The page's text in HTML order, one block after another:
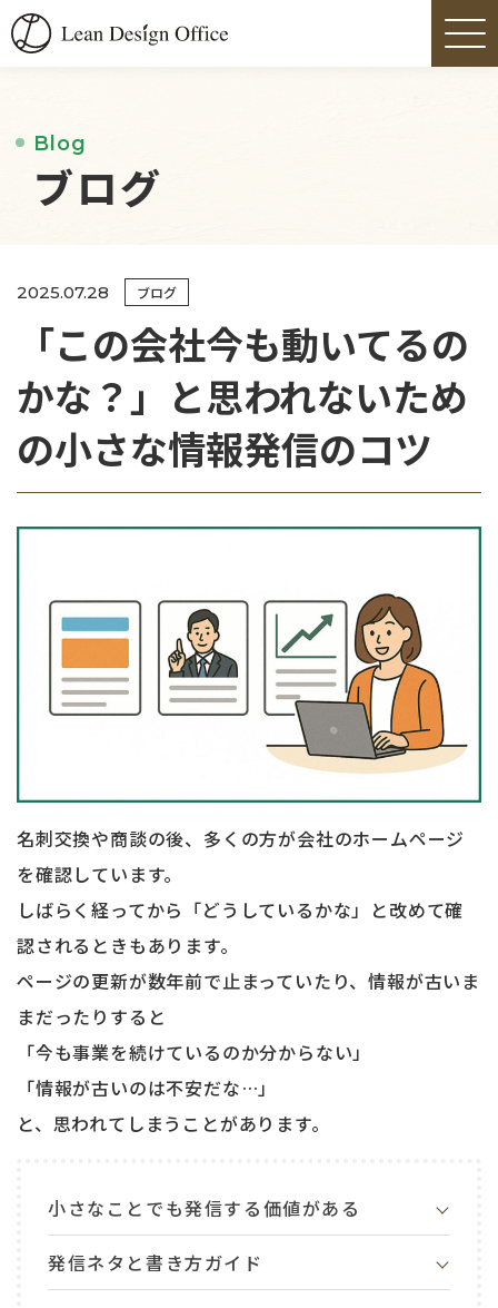
Blog
ブログ
2025.07.28 ブログ
「この会社今も動いてるの
かな？」と思われないため
の小さな情報発信のコツ
名刺交換や商談の後、多くの方が会社のホームページ
を確認しています。
しばらく経ってから「どうしているかな」と改めて確
認されるときもあります。
ページの更新が数年前で止まっていたり、情報が古いま
まだったりすると
「今も事業を続けているのか分からない」
「情報が古いのは不安だな…」
と、思われてしまうことがあります。
小さなことでも発信する価値がある
発信ネタと書き方ガイド